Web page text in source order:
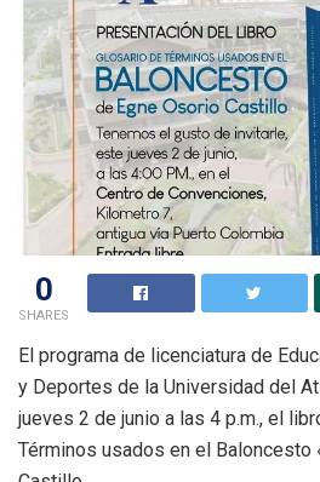
0
SHARES
El programa de licenciatura de
y Deportes de la Universidad del
jueves 2 de junio a las 4 p.m., el
Términos usados en el Baloncesto